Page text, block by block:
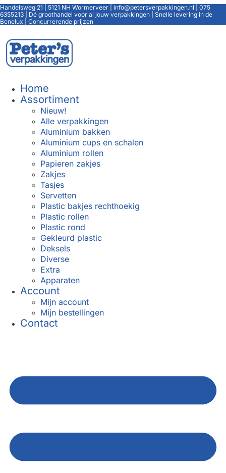
Handelsweg 21 | 5121 NH Wormerveer | info@petersverpakkingen.nl | 075
6355213 | Dé groothandel voor al jouw verpakkingen | Snelle levering in de
Benelux | Concurrerende prijzen
Home
Assortiment
Nieuw!
Alle verpakkingen
Aluminium bakken
Aluminium cups en schalen
Aluminium rollen
Papieren zakjes
Zakjes
Tasjes
Servetten
Plastic bakjes rechthoekig
Plastic rollen
Plastic rond
Gekleurd plastic
Deksels
Diverse
Extra
Apparaten
Account
Mijn account
Mijn bestellingen
Contact